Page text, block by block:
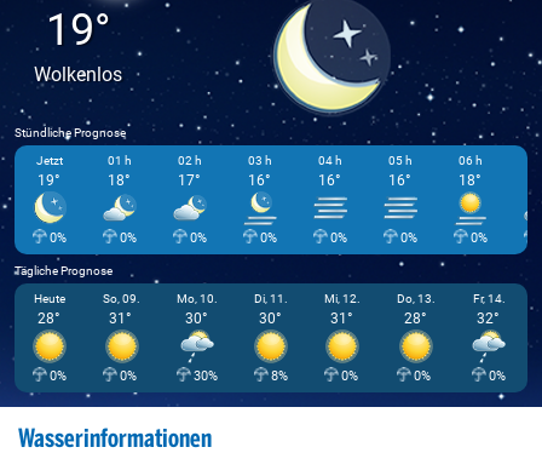
19°
Wolkenlos
Stündliche Prognose
Jetzt
19°
0%
01 h
18°
0%
02 h
17°
0%
03 h
16°
0%
04 h
16°
0%
05 h
16°
0%
06 h
18°
0%
Tägliche Prognose
Heute
28°
0%
So, 09.
31°
0%
Mo, 10.
30°
30%
Di, 11.
30°
8%
Mi, 12.
31°
0%
Do, 13.
28°
0%
Fr, 14.
32°
0%
Wasserinformationen